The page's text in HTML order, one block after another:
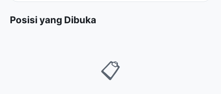
Posisi yang Dibuka
📋